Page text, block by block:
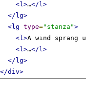
<l>…</l>
</lg>
<lg
type="stanza">
<l>A wind sprang
<l>…</l>
</lg>
</div>